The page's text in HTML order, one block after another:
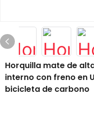
Horquilla mate de
interno con freno en
bicicleta de carbono